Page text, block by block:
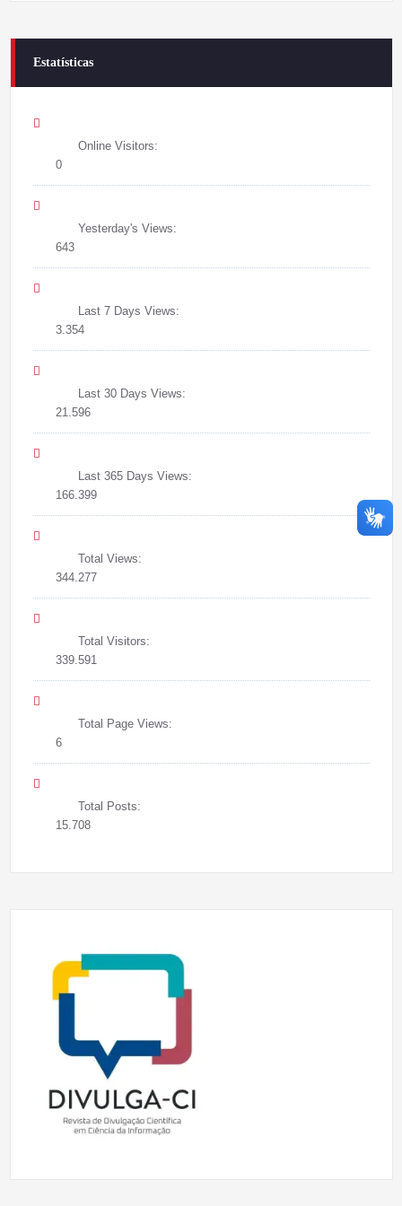
Estatísticas
Online Visitors:
0
Yesterday's Views:
643
Last 7 Days Views:
3.354
Last 30 Days Views:
21.596
Last 365 Days Views:
166.399
Total Views:
344.277
Total Visitors:
339.591
Total Page Views:
6
Total Posts:
15.708